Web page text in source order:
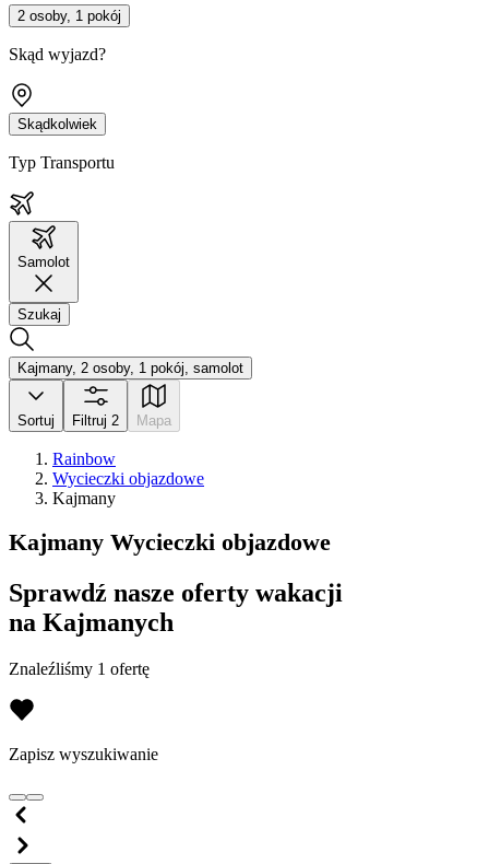
2 osoby, 1 pokój
Skąd wyjazd?
Skądkolwiek
Typ Transportu
Samolot
Szukaj
Kajmany, 2 osoby, 1 pokój, samolot
Sortuj Filtruj 2 Mapa
Rainbow
Wycieczki objazdowe
Kajmany
Kajmany Wycieczki objazdowe
Sprawdź nasze oferty wakacji
na Kajmanych
Znaleźliśmy 1 ofertę
Zapisz wyszukiwanie